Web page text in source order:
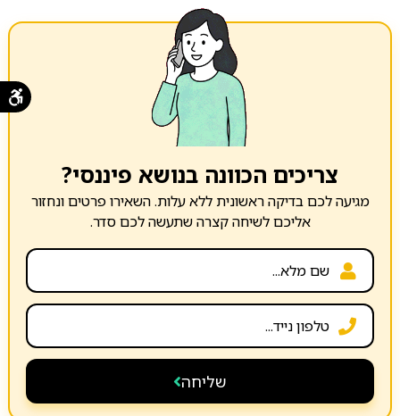
צריכים הכוונה בנושא פיננסי?
מגיעה לכם בדיקה ראשונית ללא עלות. השאירו פרטים ונחזור
אליכם לשיחה קצרה שתעשה לכם סדר.
שליחה